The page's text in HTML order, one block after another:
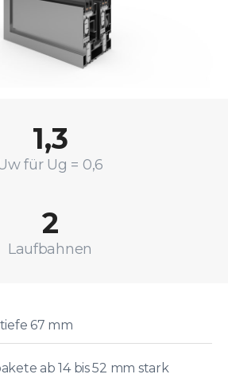
1,3
für Ug = 0,6
2
Laufbahnen
67 mm
ab 14 bis 52 mm stark